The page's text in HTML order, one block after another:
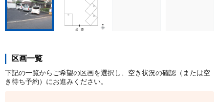
区画一覧
下記の一覧からご希望の区画を選択し、空き状況の確認（または空
き待ち予約）にお進みください。